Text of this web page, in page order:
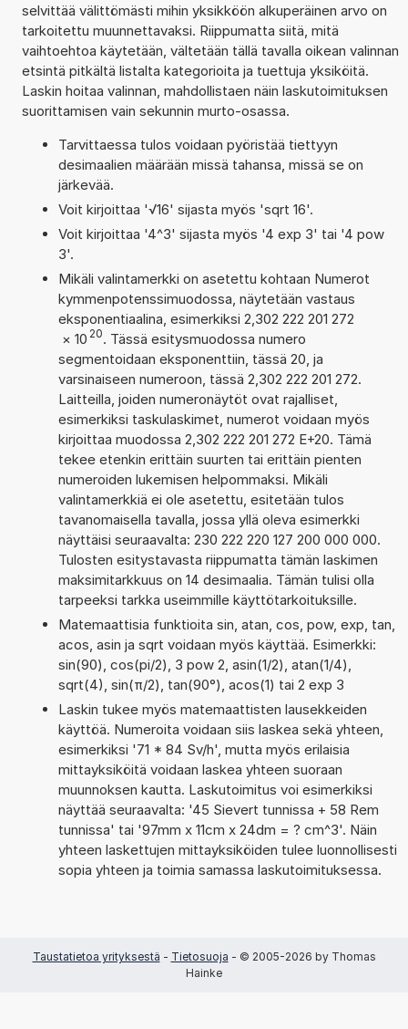
selvittää välittömästi mihin yksikköön alkuperäinen arvo on
tarkoitettu muunnettavaksi. Riippumatta siitä, mitä
vaihtoehtoa käytetään, vältetään tällä tavalla oikean valinnan
etsintä pitkältä listalta kategorioita ja tuettuja yksiköitä.
Laskin hoitaa valinnan, mahdollistaen näin laskutoimituksen
suorittamisen vain sekunnin murto-osassa.
Tarvittaessa tulos voidaan pyöristää tiettyyn
desimaalien määrään missä tahansa, missä se on
järkevää.
Voit kirjoittaa '√16' sijasta myös 'sqrt 16'.
Voit kirjoittaa '4^3' sijasta myös '4 exp 3' tai '4 pow
3'.
Mikäli valintamerkki on asetettu kohtaan Numerot
kymmenpotenssimuodossa, näytetään vastaus
eksponentiaalina, esimerkiksi 2,302 222 201 272
× 10 20. Tässä esitysmuodossa numero
segmentoidaan eksponenttiin, tässä 20, ja
varsinaiseen numeroon, tässä 2,302 222 201 272.
Laitteilla, joiden numeronäytöt ovat rajalliset,
esimerkiksi taskulaskimet, numerot voidaan myös
kirjoittaa muodossa 2,302 222 201 272 E+20. Tämä
tekee etenkin erittäin suurten tai erittäin pienten
numeroiden lukemisen helpommaksi. Mikäli
valintamerkkiä ei ole asetettu, esitetään tulos
tavanomaisella tavalla, jossa yllä oleva esimerkki
näyttäisi seuraavalta: 230 222 220 127 200 000 000.
Tulosten esitystavasta riippumatta tämän laskimen
maksimitarkkuus on 14 desimaalia. Tämän tulisi olla
tarpeeksi tarkka useimmille käyttötarkoituksille.
Matemaattisia funktioita sin, atan, cos, pow, exp, tan,
acos, asin ja sqrt voidaan myös käyttää. Esimerkki:
sin(90), cos(pi/2), 3 pow 2, asin(1/2), atan(1/4),
sqrt(4), sin(π/2), tan(90°), acos(1) tai 2 exp 3
Laskin tukee myös matemaattisten lausekkeiden
käyttöä. Numeroita voidaan siis laskea sekä yhteen,
esimerkiksi '71 * 84 Sv/h', mutta myös erilaisia
mittayksiköitä voidaan laskea yhteen suoraan
muunnoksen kautta. Laskutoimitus voi esimerkiksi
näyttää seuraavalta: '45 Sievert tunnissa + 58 Rem
tunnissa' tai '97mm x 11cm x 24dm = ? cm^3'. Näin
yhteen laskettujen mittayksiköiden tulee luonnollisesti
sopia yhteen ja toimia samassa laskutoimituksessa.
Taustatietoa yrityksestä - Tietosuoja - © 2005-2026 by Thomas
Hainke